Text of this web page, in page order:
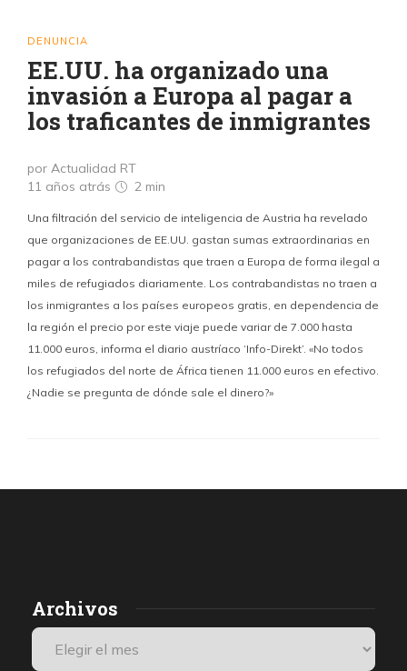
DENUNCIA
EE.UU. ha organizado una
invasión a Europa al pagar a
los traficantes de inmigrantes
por Actualidad RT
11 años atrás
2 min
Una filtración del servicio de inteligencia de Austria ha revelado
que organizaciones de EE.UU. gastan sumas extraordinarias en
pagar a los contrabandistas que traen a Europa de forma ilegal a
miles de refugiados diariamente. Los contrabandistas no traen a
los inmigrantes a los países europeos gratis, en dependencia de
la región el precio por este viaje puede variar de 7.000 hasta
11.000 euros, informa el diario austríaco ‘Info-Direkt’. «No todos
los refugiados del norte de África tienen 11.000 euros en efectivo.
¿Nadie se pregunta de dónde sale el dinero?»
Archivos